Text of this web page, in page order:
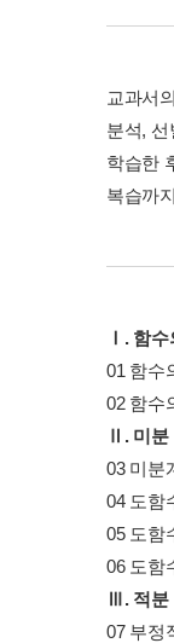
교과서
분석,
학습한
복습까
Ⅰ. 함수
01 함수
02 함수
Ⅱ. 미분
03 미분
04 도함
05 도함
06 도함
Ⅲ. 적분
07 부정